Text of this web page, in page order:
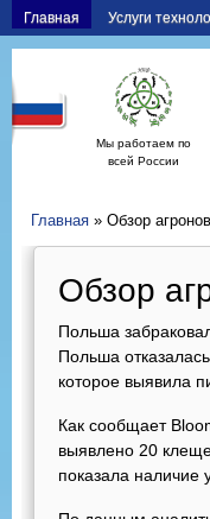
Главная Услуги
Мы работаем по
всей России
Главная » Обзор
Обзор
Польша
Польша
которое выявила
Как сообщает
выявлено 20
показала наличие